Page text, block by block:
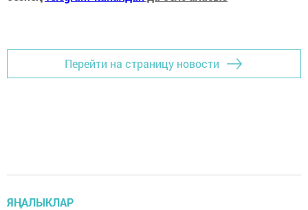
Перейти на страницу новости
ЯҢАЛЫКЛАР